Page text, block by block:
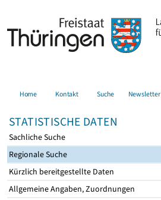
Home Kontakt Suche Newsletter
STATISTISCHE DATEN
Sachliche Suche
Regionale Suche
Kürzlich bereitgestellte Daten
Allgemeine Angaben, Zuordnungen